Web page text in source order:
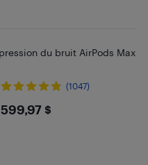
du bruit AirPods Max
(1047)
$599.97
599,97 $